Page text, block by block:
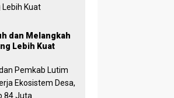
dan Melangkah
Lebih Kuat